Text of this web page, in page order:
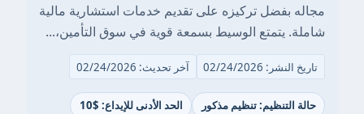
مجاله بفضل تركيزه على تقديم خدمات استشارية مالية
شاملة. يتمتع الوسيط بسمعة قوية في سوق التأمين،...
تاريخ النشر: 02/24/2026 آخر تحديث: 02/24/2026
حالة التنظيم: تنظيم مذكور
الحد الأدنى للإيداع: $10